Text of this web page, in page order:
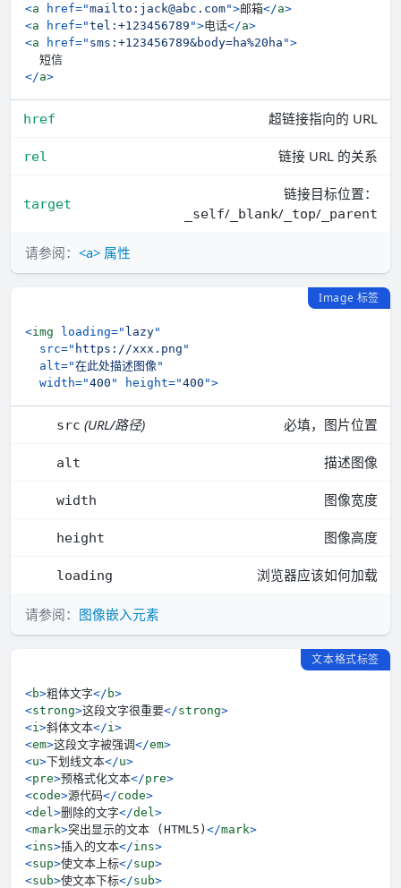
<a href="mailto:jack@abc.com">邮箱</a>
<a href="tel:+123456789 ">电话</a>
<a href=" sms:+123456789&body=ha%20ha ">
</a>
href 超链接指向的 URL
rel 链接 URL 的关系
target
链接目标位置：
_self/ _blank/ _top/ _parent
请参阅： <a> 属性
Image 标签
<img loading=" lazy"
src=" https://xxx.png "
alt="在此处描述图像 "
width="400 " height="400 ">
src (URL/路径) 必填，图片位置
alt 描述图像
width 图像宽度
height 图像高度
loading 浏览器应该如何加载
请参阅： 图像嵌入元素
文本格式标签
<b>粗体文字</ b>
<strong>这段文字很重要</strong>
<i >斜体文本</i >
<em>这段文字被强调</em>
<u>下划线文本</u>
<pre>预格式化文本</pre>
<code>源代码</code>
<del >删除的文字</del >
<mark>突出显示的文本 (HTML5) </mark>
<ins>插入的文本</ins>
<sup>使文本上标</sup>
<sub>使文本下标</sub>